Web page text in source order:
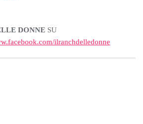
DONNE SU
ilranchdelledonne